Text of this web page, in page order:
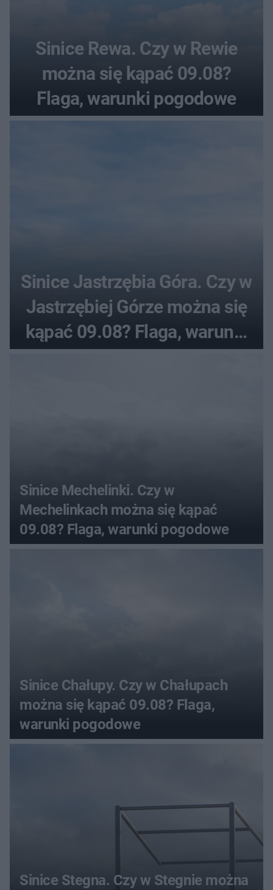
Sinice Rewa. Czy w Rewie
można się kąpać 09.08?
Flaga, warunki pogodowe
Sinice Jastrzębia Góra. Czy w
Jastrzębiej Górze można się
kąpać 09.08? Flaga, warunki
Sinice Mechelinki. Czy w
Mechelinkach można się kąpać
09.08? Flaga, warunki pogodowe
Sinice Chałupy. Czy w Chałupach
można się kąpać 09.08? Flaga,
warunki pogodowe
Sinice Stegna. Czy w Stegnie można